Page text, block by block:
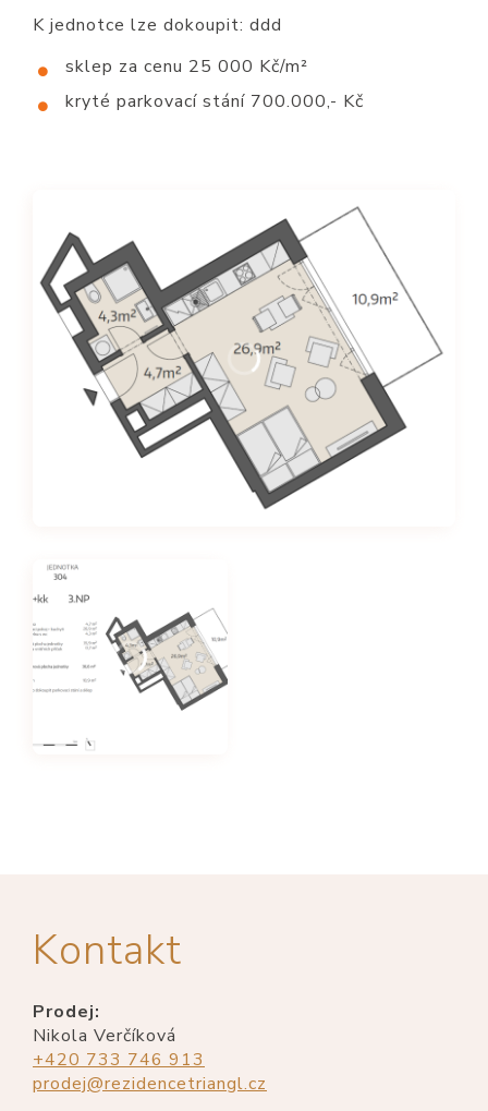
K jednotce lze dokoupit: ddd
sklep za cenu 25 000 Kč/m²
kryté parkovací stání 700.000,- Kč
Kontakt
Prodej:
Nikola Verčíková
+420 733 746 913
prodej@rezidencetriangl.cz